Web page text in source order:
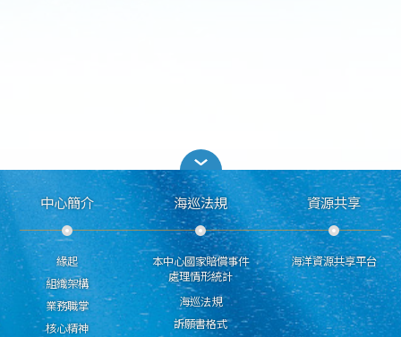
中心簡介
緣起
組織架構
業務職掌
核心精神
海巡法規
本中心國家賠償事件
處理情形統計
海巡法規
訴願書格式
資源共享
海洋資源共享平台